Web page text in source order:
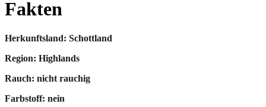
Fakten
Herkunftsland: Schottland
Region: Highlands
Rauch: nicht rauchig
Farbstoff: nein